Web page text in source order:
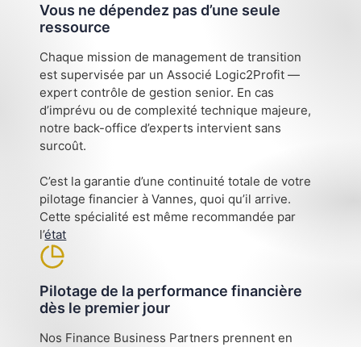
Vous ne dépendez pas d’une seule
ressource
Chaque mission de management de transition
est supervisée par un Associé Logic2Profit —
expert contrôle de gestion senior. En cas
d’imprévu ou de complexité technique majeure,
notre back-office d’experts intervient sans
surcoût.
C’est la garantie d’une continuité totale de votre
pilotage financier à Vannes, quoi qu’il arrive.
Cette spécialité est même recommandée par
l’état
Pilotage de la performance financière
dès le premier jour
Nos Finance Business Partners prennent en